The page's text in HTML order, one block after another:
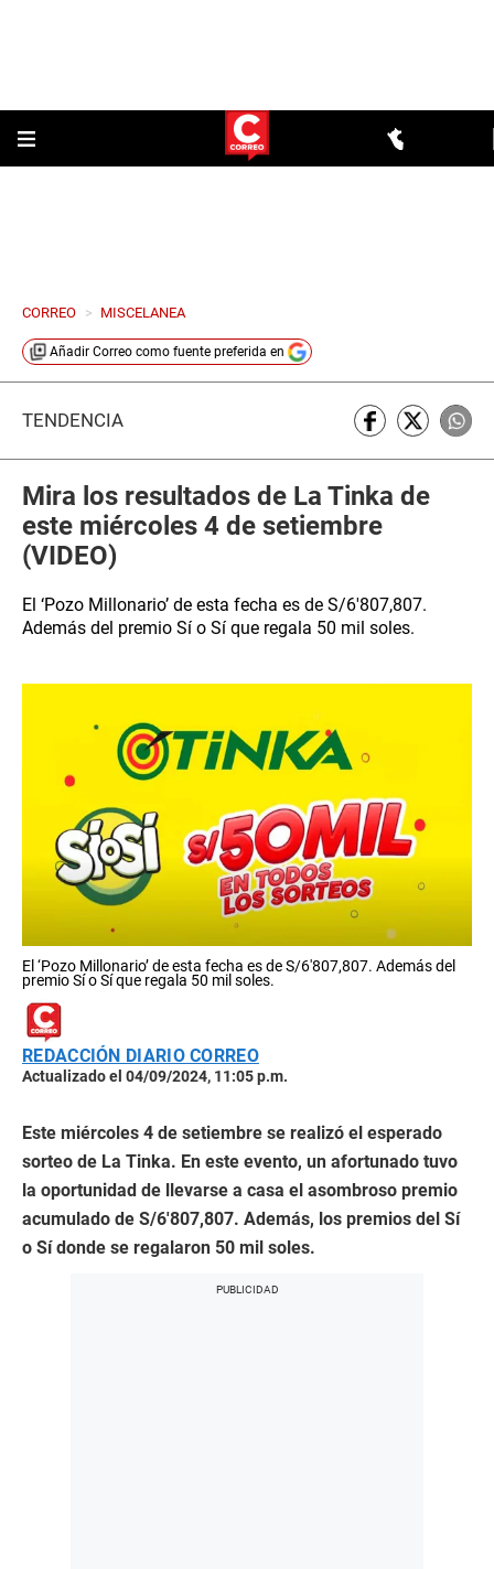
CORREO > MISCELANEA
Añadir Correo como fuente preferida en
TENDENCIA
Mira los resultados de La Tinka de
este miércoles 4 de setiembre
(VIDEO)
El ‘Pozo Millonario’ de esta fecha es de S/6′807,807.
Además del premio Sí o Sí que regala 50 mil soles.
El ‘Pozo Millonario’ de esta fecha es de S/6′807,807. Además del
premio Sí o Sí que regala 50 mil soles.
REDACCIÓN DIARIO CORREO
Actualizado el 04/09/2024, 11:05 p.m.
Este miércoles 4 de setiembre se realizó el esperado
sorteo de La Tinka. En este evento, un afortunado tuvo
la oportunidad de llevarse a casa el asombroso premio
acumulado de S/6′807,807. Además, los premios del Sí
o Sí donde se regalaron 50 mil soles.